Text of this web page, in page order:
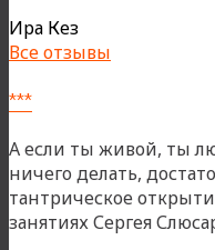
Ира Кез
Все отзывы
***
А если ты живой, ты
ничего делать,
тантрическое
занятиях Сергея